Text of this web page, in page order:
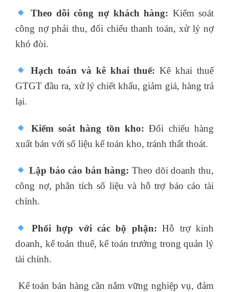
Theo dõi công nợ khách hàng: Kiểm soát
công nợ phải thu, đối chiếu thanh toán, xử lý nợ
khó đòi.
Hạch toán và kê khai thuế: Kê khai thuế
GTGT đầu ra, xử lý chiết khấu, giảm giá, hàng trả
lại.
Kiểm soát hàng tồn kho: Đối chiếu hàng
xuất bán với số liệu kế toán kho, tránh thất thoát.
Lập báo cáo bán hàng: Theo dõi doanh thu,
công nợ, phân tích số liệu và hỗ trợ báo cáo tài
chính.
Phối hợp với các bộ phận: Hỗ trợ kinh
doanh, kế toán thuế, kế toán trưởng trong quản lý
tài chính.
Kế toán bán hàng cần nắm vững nghiệp vụ, đảm